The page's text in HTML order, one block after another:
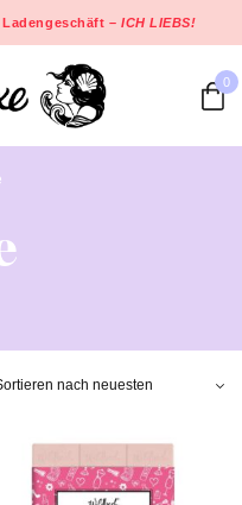
Ladengeschäft –ICH LIEBS!
0